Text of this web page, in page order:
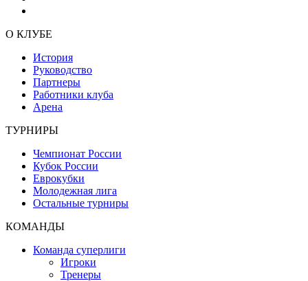
О КЛУБЕ
История
Руководство
Партнеры
Работники клуба
Арена
ТУРНИРЫ
Чемпионат России
Кубок России
Еврокубки
Молодежная лига
Остальные турниры
КОМАНДЫ
Команда суперлиги
Игроки
Тренеры